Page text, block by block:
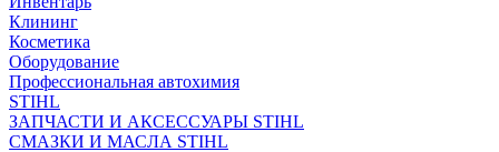
Клининг
Косметика
Оборудование
Профессиональная автохимия
STIHL
ЗАПЧАСТИ И АКСЕССУАРЫ STIHL
СМАЗКИ И МАСЛА STIHL